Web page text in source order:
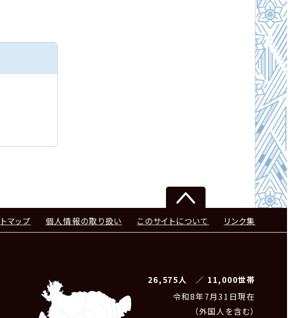
マップ 個人情報の取り扱い このサイトについて リンク集
26,575人 ／ 11,000世帯
令和8年7月31日現在
（外国人を含む）